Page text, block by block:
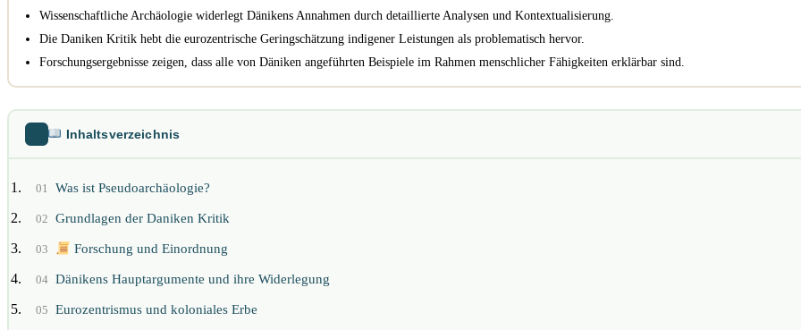
Wissenschaftliche Archäologie widerlegt Dänikens Annahmen durch detaillierte Analysen und Kontextualisierung.
Die Daniken Kritik hebt die eurozentrische Geringschätzung indigener Leistungen als problematisch hervor.
Forschungsergebnisse zeigen, dass alle von Däniken angeführten Beispiele im Rahmen menschlicher Fähigkeiten erklärbar sind.
Inhaltsverzeichnis
01 Was ist Pseudoarchäologie?
02 Grundlagen der Daniken Kritik
03 Forschung und Einordnung
04 Dänikens Hauptargumente und ihre Widerlegung
05 Eurozentrismus und koloniales Erbe